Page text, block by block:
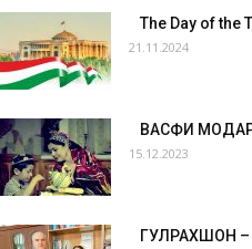
The Day of the
21.11.2024
ВАСФИ
15.12.2023
ГУЛРАХШОН